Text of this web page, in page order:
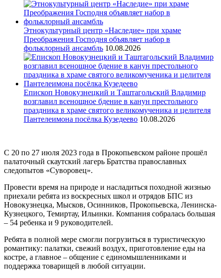
Этнокультурный центр «Наследие» при храме
Преображения Господня объявляет набор в
фольклорный ансамбль 10.08.2026
Епископ Новокузнецкий и Таштагольский Владимир
возглавил всенощное бдение в канун престольного
праздника в храме святого великомученика и целителя
Пантелеимона посёлка Кузедеево 10.08.2026
С 20 по 27 июля 2023 года в Прокопьевском районе прошёл
палаточный скаутский лагерь Братства православных
следопытов «Суворовец».
Провести время на природе и насладиться походной жизнью
приехали ребята из воскресных школ и отрядов БПС из
Новокузнецка, Мысков, Осинников, Прокопьевска, Ленинска-
Кузнецкого, Темиртау, Ильинки. Компания собралась большая
– 54 ребенка и 9 руководителей.
Ребята в полной мере смогли погрузиться в туристическую
романтику: палатки, свежий воздух, приготовление еды на
костре, а главное – общение с единомышленниками и
поддержка товарищей в любой ситуации.